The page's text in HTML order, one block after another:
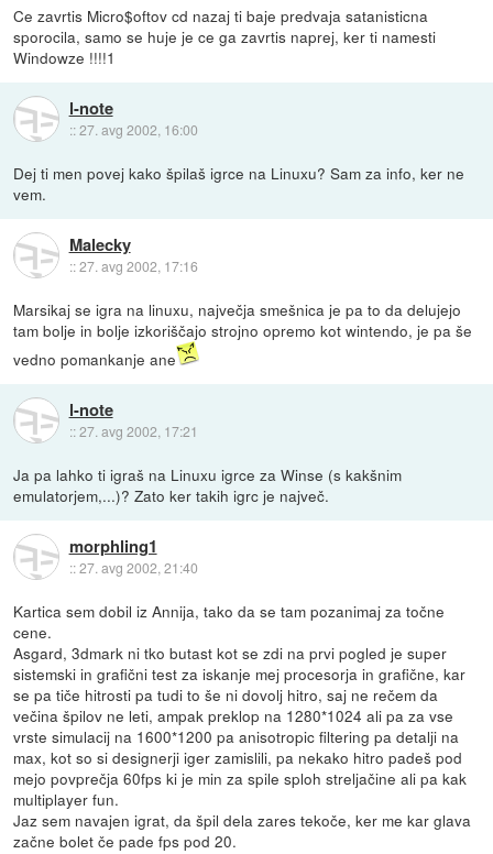
Ce zavrtis Micro$oftov cd nazaj ti baje predvaja satanisticna
sporocila, samo se huje je ce ga zavrtis naprej, ker ti namesti
Windowze !!!!1
l-note
::27. avg 2002, 16:00
Dej ti men povej kako špilaš igrce na Linuxu? Sam za info, ker ne
vem.
Malecky
::27. avg 2002, 17:16
Marsikaj se igra na linuxu, največja smešnica je pa to da delujejo
tam bolje in bolje izkoriščajo strojno opremo kot wintendo, je pa še
vedno pomankanje ane
l-note
::27. avg 2002, 17:21
Ja pa lahko ti igraš na Linuxu igrce za Winse (s kakšnim
emulatorjem,...)? Zato ker takih igrc je največ.
morphling1
::27. avg 2002, 21:40
Kartica sem dobil iz Annija, tako da se tam pozanimaj za točne
cene.
Asgard, 3dmark ni tko butast kot se zdi na prvi pogled je super
sistemski in grafični test za iskanje mej procesorja in grafične, kar
se pa tiče hitrosti pa tudi to še ni dovolj hitro, saj ne rečem da
večina špilov ne leti, ampak preklop na 1280*1024 ali pa za vse
vrste simulacij na 1600*1200 pa anisotropic filtering pa detalji na
max, kot so si designerji iger zamislili, pa nekako hitro padeš pod
mejo povprečja 60fps ki je min za spile sploh streljačine ali pa kak
multiplayer fun.
Jaz sem navajen igrat, da špil dela zares tekoče, ker me kar glava
začne bolet če pade fps pod 20.